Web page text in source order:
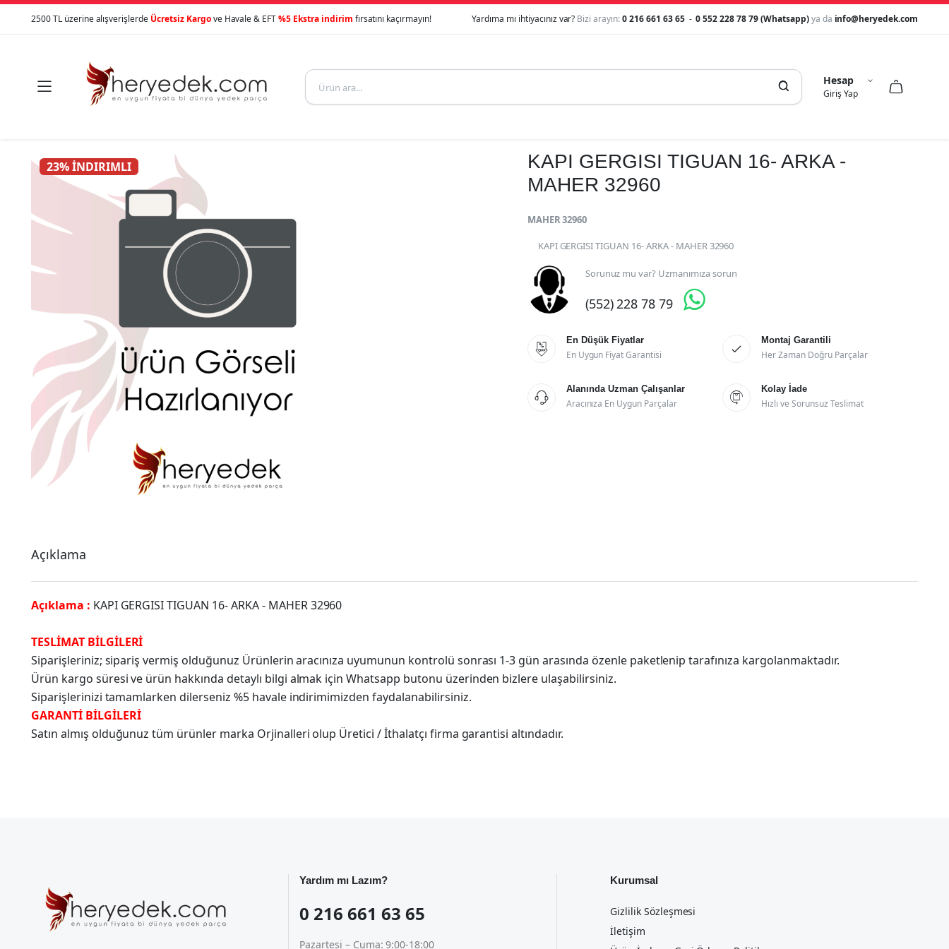
2500 TL üzerine alışverişlerde Ücretsiz Kargove Havale & EFT%5 Ekstra indirim fırsatını kaçırmayın! Yardıma mı ihtiyacınız var? Bizi arayın:0 216 661 63 65 -0 552 228 78 79 (Whatsapp)ya da info@heryedek.com
  Hesap
Giriş Yap
 
23% İNDIRIMLI
KAPI GERGISI TIGUAN 16- ARKA -
MAHER 32960
MAHER 32960
KAPI GERGISI TIGUAN 16- ARKA - MAHER 32960
Sorunuz mu var? Uzmanımıza sorun
(552) 228 78 79 

En Düşük Fiyatlar
En Uygun Fiyat Garantisi 
Montaj Garantili
Her Zaman Doğru Parçalar

Alanında Uzman Çalışanlar
Aracınıza En Uygun Parçalar 
Kolay İade
Hızlı ve Sorunsuz Teslimat
Açıklama
Açıklama : KAPI GERGISI TIGUAN 16- ARKA - MAHER 32960
TESLİMAT BİLGİLERİ
Siparişleriniz; sipariş vermiş olduğunuz Ürünlerin aracınıza uyumunun kontrolü sonrası 1-3 gün arasında özenle paketlenip tarafınıza kargolanmaktadır.
Ürün kargo süresi ve ürün hakkında detaylı bilgi almak için Whatsapp butonu üzerinden bizlere ulaşabilirsiniz.
Siparişlerinizi tamamlarken dilerseniz %5 havale indirimimizden faydalanabilirsiniz.
GARANTİ BİLGİLERİ
Satın almış olduğunuz tüm ürünler marka Orjinalleri olup Üretici / İthalatçı firma garantisi altındadır.
Yardım mı Lazım?
0 216 661 63 65
Pazartesi – Cuma: 9:00-18:00
Kurumsal
Gizlilik Sözleşmesi
İletişim